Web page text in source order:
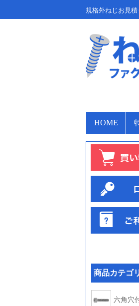
規格外ねじお見
HOME
商品カテゴ
六角穴